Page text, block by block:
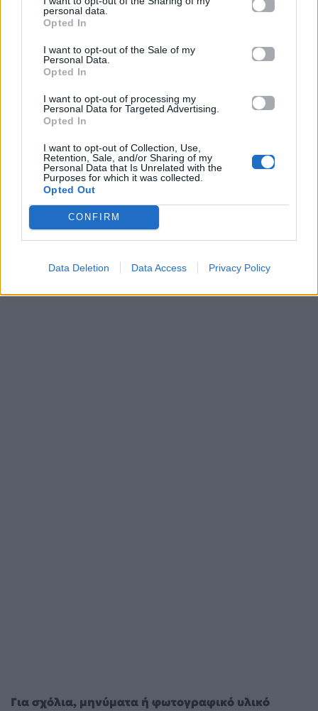
personal data.
Opted In
I want to opt-out of the Sale of my
Personal Data.
Opted In
I want to opt-out of processing my
Personal Data for Targeted Advertising.
Opted In
I want to opt-out of Collection, Use,
Retention, Sale, and/or Sharing of my
Personal Data that Is Unrelated with the
Purposes for which it was collected.
Opted Out
CONFIRM
Data Deletion Data Access Privacy Policy
Το αποτέλεσμα στους κοιλιακούς δεν έρχεται μόνο
από την άσκηση αλλά και από τη συνέπεια, τη
διατροφή και τη συνολική δραστηριότητα μέσα στη
μέρα. Ο συνδυασμός αυτών των 5 ειδών κοιλιακών
αλλαγή μέχρι το καλοκαίρι, αρκεί να υπάρχει
σταθερό πρόγραμμα και σωστή εκτέλεση.
Αυτά είναι τα 3 είδη γυμναστικής που δεν
πρέπει να παραλείπεις
Για σχόλια, μηνύματα ή φωτογραφικό υλικό